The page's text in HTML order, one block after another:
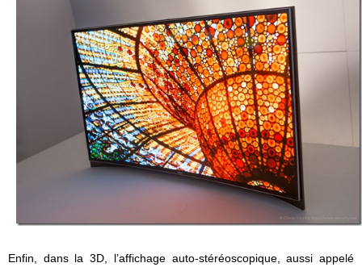
Enfin, dans la 3D, l’affichage auto-stéréoscopique, aussi appelé